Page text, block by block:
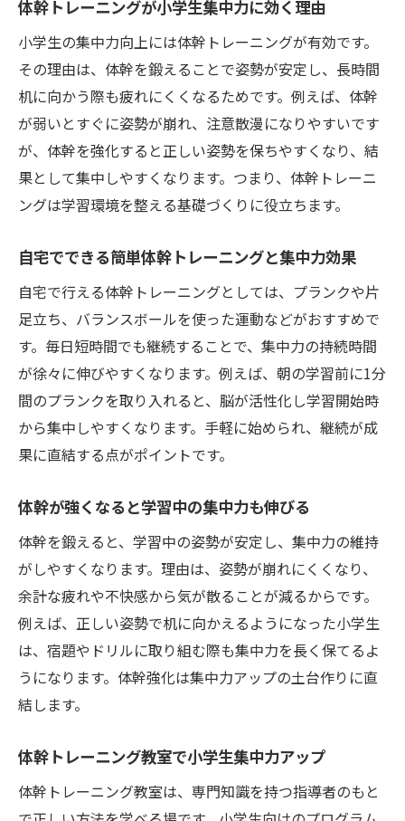
体幹トレーニングが小学生集中力に効く理由
小学生の集中力向上には体幹トレーニングが有効です。
その理由は、体幹を鍛えることで姿勢が安定し、長時間
机に向かう際も疲れにくくなるためです。例えば、体幹
が弱いとすぐに姿勢が崩れ、注意散漫になりやすいです
が、体幹を強化すると正しい姿勢を保ちやすくなり、結
果として集中しやすくなります。つまり、体幹トレーニ
ングは学習環境を整える基礎づくりに役立ちます。
自宅でできる簡単体幹トレーニングと集中力効果
自宅で行える体幹トレーニングとしては、プランクや片
足立ち、バランスボールを使った運動などがおすすめで
す。毎日短時間でも継続することで、集中力の持続時間
が徐々に伸びやすくなります。例えば、朝の学習前に1分
間のプランクを取り入れると、脳が活性化し学習開始時
から集中しやすくなります。手軽に始められ、継続が成
果に直結する点がポイントです。
体幹が強くなると学習中の集中力も伸びる
体幹を鍛えると、学習中の姿勢が安定し、集中力の維持
がしやすくなります。理由は、姿勢が崩れにくくなり、
余計な疲れや不快感から気が散ることが減るからです。
例えば、正しい姿勢で机に向かえるようになった小学生
は、宿題やドリルに取り組む際も集中力を長く保てるよ
うになります。体幹強化は集中力アップの土台作りに直
結します。
体幹トレーニング教室で小学生集中力アップ
体幹トレーニング教室は、専門知識を持つ指導者のもと